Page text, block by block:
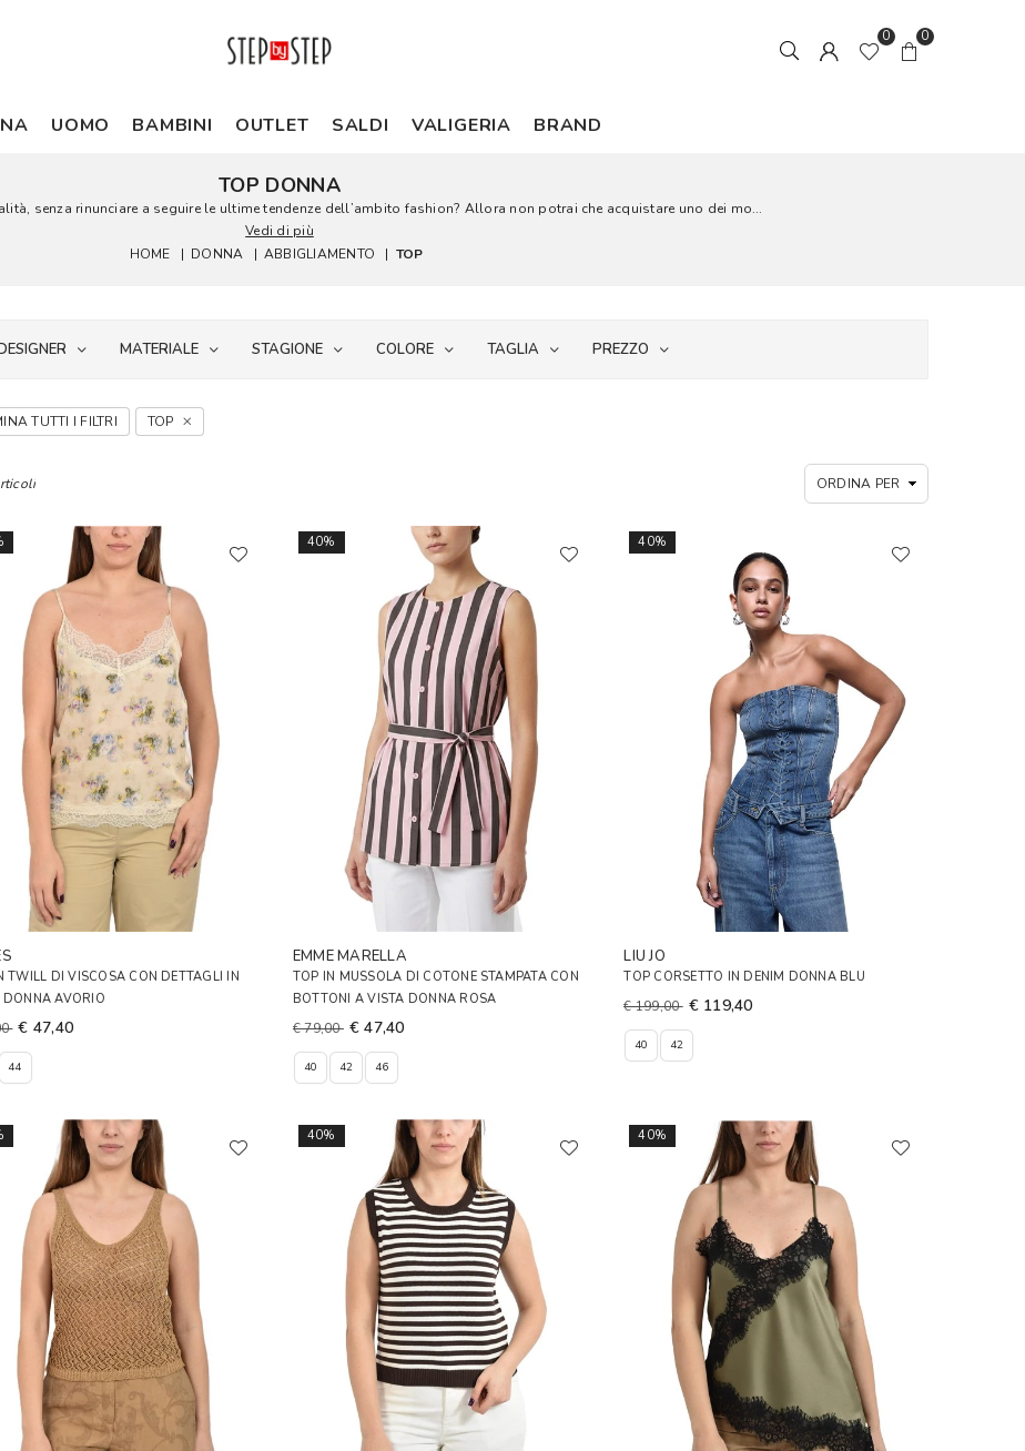
0 0
UOMO BAMBINI OUTLET SALDI VALIGERIA BRAND
TOP DONNA
senza rinunciare a seguire le ultime tendenze dell’ambito fashion? Allora non potrai che acquistare uno dei mo...
Vedi di più
HOME
| DONNA | ABBIGLIAMENTO | TOP
MATERIALE STAGIONE COLORE TAGLIA PREZZO
TUTTI I FILTRI TOP
TWILL DI VISCOSA CON DETTAGLI IN
DONNA AVORIO
€ 47,40
44
40%
EMME MARELLA
TOP IN MUSSOLA DI COTONE STAMPATA CON
BOTTONI A VISTA DONNA ROSA
€ 79,00 € 47,40
40 42 46
40%
LIU JO
TOP CORSETTO IN DENIM DONNA BLU
€ 199,00 € 119,40
40 42
40% 40%